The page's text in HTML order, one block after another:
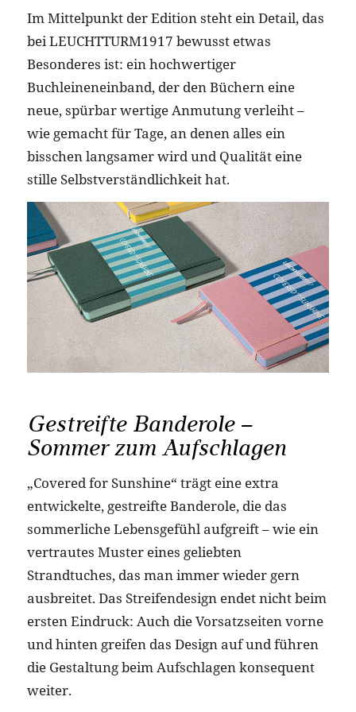
Im Mittelpunkt der Edition steht ein Detail, das
bei LEUCHTTURM1917 bewusst etwas
Besonderes ist: ein hochwertiger
Buchleineneinband, der den Büchern eine
neue, spürbar wertige Anmutung verleiht –
wie gemacht für Tage, an denen alles ein
bisschen langsamer wird und Qualität eine
stille Selbstverständlichkeit hat.
Gestreifte Banderole –
Sommer zum Aufschlagen
„Covered for Sunshine“ trägt eine extra
entwickelte, gestreifte Banderole, die das
sommerliche Lebensgefühl aufgreift – wie ein
vertrautes Muster eines geliebten
Strandtuches, das man immer wieder gern
ausbreitet. Das Streifendesign endet nicht beim
ersten Eindruck: Auch die Vorsatzseiten vorne
und hinten greifen das Design auf und führen
die Gestaltung beim Aufschlagen konsequent
weiter.